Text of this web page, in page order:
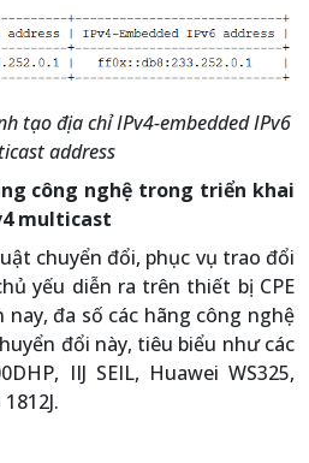
tạo địa chỉ IPv4-embedded IPv6
address
công nghệ trong triển khai
multicast
chuyển đổi, phục vụ trao đổi
yếu diễn ra trên thiết bị CPE
nay, đa số các hãng công nghệ
đổi này, tiêu biểu như các
IIJ SEIL, Huawei WS325,